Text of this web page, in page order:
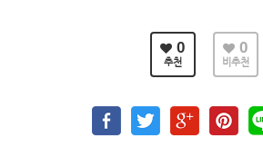
0
추천
0
비추천